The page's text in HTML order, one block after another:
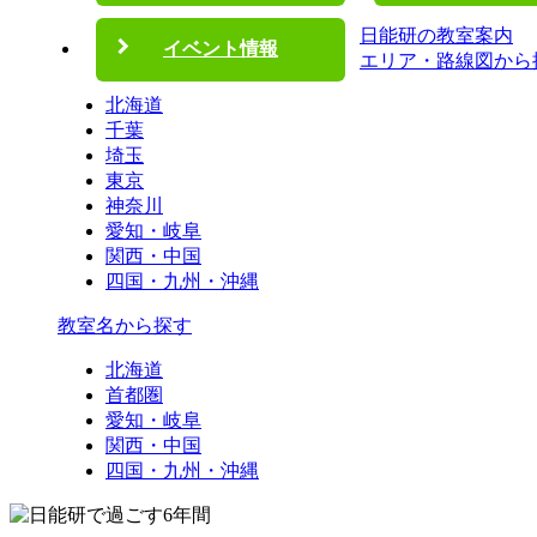
イベント情報
日能研の教室案内
エリア・路線図から
北海道
千葉
埼玉
東京
神奈川
愛知・岐阜
関西・中国
四国・九州・沖縄
教室名から探す
北海道
首都圏
愛知・岐阜
関西・中国
四国・九州・沖縄